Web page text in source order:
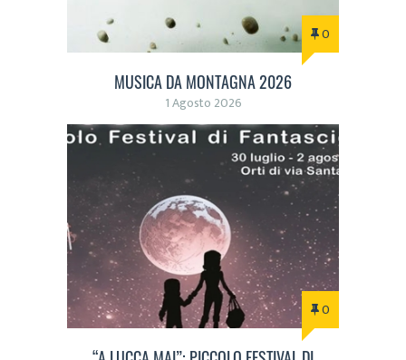
0
MUSICA DA MONTAGNA 2026
1 Agosto 2026
0